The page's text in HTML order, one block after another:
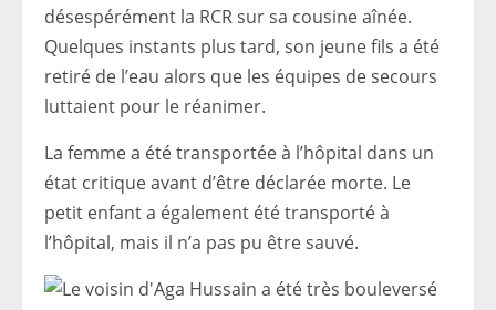
désespérément la RCR sur sa cousine aînée.
Quelques instants plus tard, son jeune fils a été
retiré de l’eau alors que les équipes de secours
luttaient pour le réanimer.
La femme a été transportée à l’hôpital dans un
état critique avant d’être déclarée morte. Le
petit enfant a également été transporté à
l’hôpital, mais il n’a pas pu être sauvé.